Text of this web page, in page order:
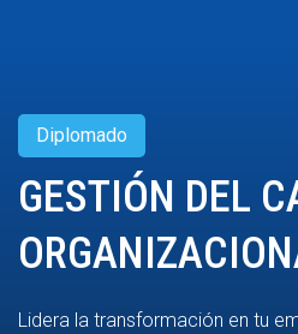
Diplomado
GESTIÓN DEL
Lidera la transformación en tu